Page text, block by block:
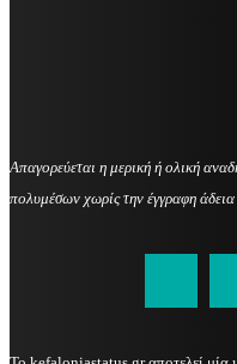
Απαγορεύεται η μερική ή ολική
πολυμέσων χωρίς την έγγραφη